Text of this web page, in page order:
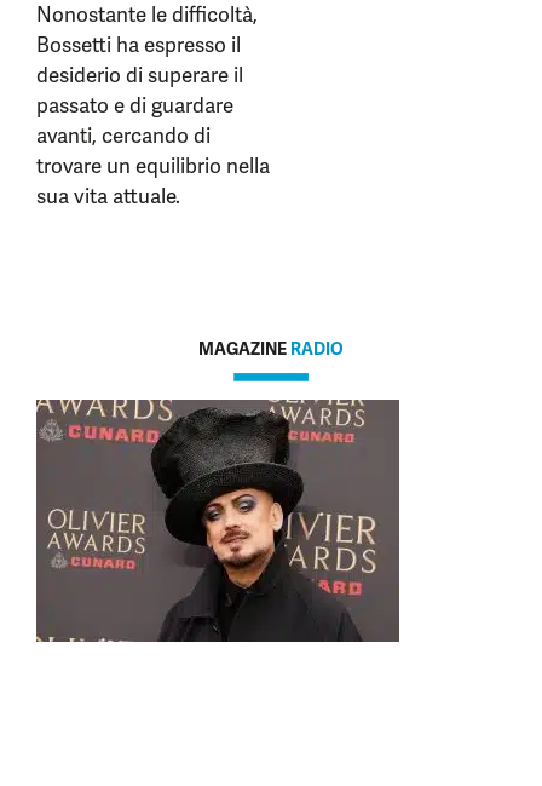
Nonostante le difficoltà,
Bossetti ha espresso il
desiderio di superare il
passato e di guardare
avanti, cercando di
trovare un equilibrio nella
sua vita attuale.
MAGAZINE RADIO